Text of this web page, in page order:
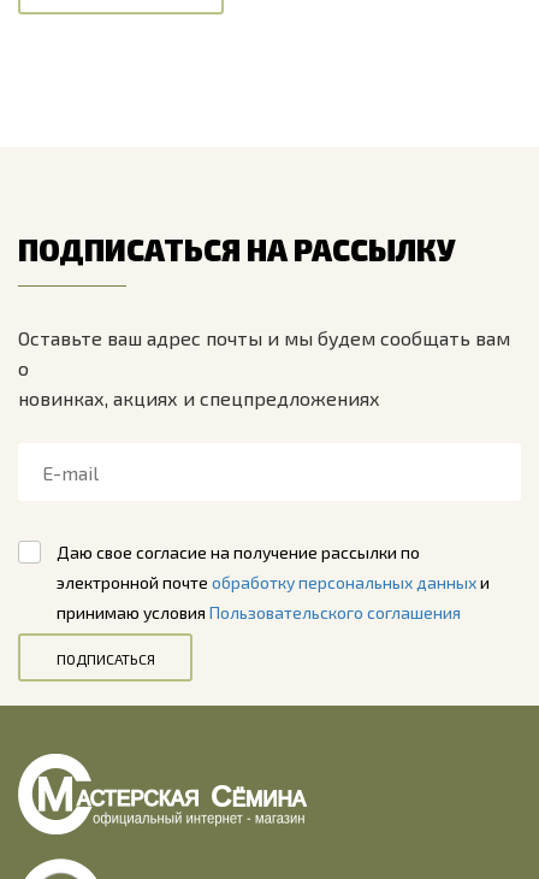
ПОДПИСАТЬСЯ НА РАССЫЛКУ
Оставьте ваш адрес почты и мы будем сообщать вам
о
новинках, акциях и спецпредложениях
Даю свое согласие на получение рассылки по
электронной почте обработку персональных данныхи
принимаю условия Пользовательского соглашения
ПОДПИСАТЬСЯ